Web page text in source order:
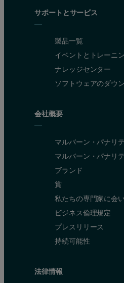
サポートとサービス
製品一覧
イベントとトレーニ
ナレッジセンター
ソフトウェアのダウ
会社概要
マルバーン・パナリ
マルバーン・パナリ
ブランド
賞
私たちの専門家に会
ビジネス倫理規定
プレスリリース
持続可能性
法律情報